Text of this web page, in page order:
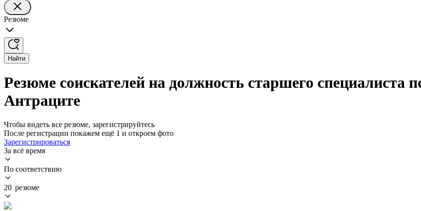
Резюме
Найти
Резюме соискателей на должность старшего специалиста
Антраците
Чтобы видеть все резюме, зарегистрируйтесь
После регистрации покажем ещё 1 и откроем фото
Зарегистрироваться
За всё время
По соответствию
20 резюме